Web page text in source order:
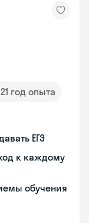
21 год опыта
ЕГЭ
к каждому
обучения